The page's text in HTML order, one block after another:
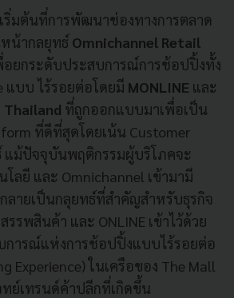
เริ่มต้นที่การพัฒนาช่องทางการตลาด
น้ากลยุทธ์ Omnichannel Retail
อยกระดับประสบการณ์การช้อปปิ้งทั้ง
แบบ ไร้รอยต่อโดยมี MONLINE และ
ที่ถูกออกแบบมาเพื่อเป็น
ที่ดีที่สุดโดยเน้น Customer
แม้ปัจจุบันพฤติกรรมผู้บริโภคจะ
ลยี และ Omnichannel เข้ามามี
ายเป็นกลุยทธ์ที่สำคัญสำหรับธุรกิจ
รพสินค้า และ ONLINE เข้าไว้ด้วย
การณ์แห่งการช้อปปิ้งแบบไร้รอยต่อ
Experience) ในเครือของ The Mall
ย์เทรนด์ค้าปลีกที่เกิดขึ้น